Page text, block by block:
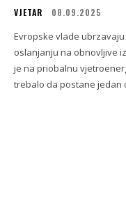
VJETAR 08.09.2025
Evropske vlade
oslanjanju na obnovljive
je na priobalnu
trebalo da postane jedan